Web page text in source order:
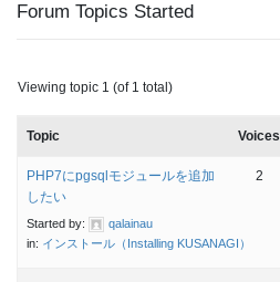
Forum Topics Started
Viewing topic 1 (of 1 total)
Topic Voices
PHP7にpgsqlモジュールを追加
したい
Started by:
qalainau
in: インストール（Installing KUSANAGI）
2